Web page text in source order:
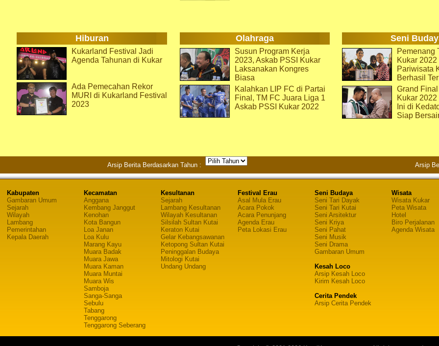
Hiburan Olahraga Seni
Kukarland Festival Jadi
Agenda Tahunan di Kukar
Ada Pemecahan Rekor
MURI di Kukarland Festival
2023
Susun Program Kerja
2023, Askab PSSI Kukar
Laksanakan Kongres
Biasa
Kalahkan LIP FC di Partai
Final, TM FC Juara Liga 1
Askab PSSI Kukar 2022
Pemenang
Kukar
Pariwisata
Berhasil
Grand
Kukar
Ini di
Siap
Arsip Berita Berdasarkan Tahun : Arsip
Kabupaten
Gambaran Umum
Sejarah
Wilayah
Lambang
Pemerintahan
Kepala Daerah
Kecamatan
Anggana
Kembang Janggut
Kenohan
Kota Bangun
Loa Janan
Loa Kulu
Marang Kayu
Muara Badak
Muara Jawa
Muara Kaman
Muara Muntai
Muara Wis
Samboja
Sanga-Sanga
Sebulu
Tabang
Tenggarong
Tenggarong Seberang
Kesultanan
Sejarah
Lambang Kesultanan
Wilayah Kesultanan
Silsilah Sultan Kutai
Keraton Kutai
Gelar Kebangsawanan
Ketopong Sultan Kutai
Peninggalan Budaya
Mitologi Kutai
Undang Undang
Festival Erau
Asal Mula Erau
Acara Pokok
Acara Penunjang
Agenda Erau
Peta Lokasi Erau
Seni Budaya
Seni Tari Dayak
Seni Tari Kutai
Seni Arsitektur
Seni Kriya
Seni Pahat
Seni Musik
Seni Drama
Gambaran Umum
Kesah Loco
Arsip Kesah Loco
Kirim Kesah Loco
Cerita Pendek
Arsip Cerita Pendek
Wisata
Wisata Kukar
Peta Wisata
Hotel
Biro Perjalanan
Agenda Wisata